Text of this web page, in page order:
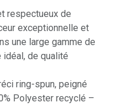
respectueux de
exceptionnelle et
une large gamme de
de qualité
ring-spun, peigné
Polyester recyclé –